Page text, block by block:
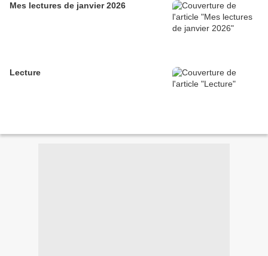
Mes lectures de janvier 2026
Lecture